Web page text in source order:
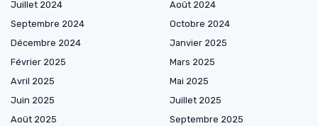
Juillet 2024
Août 2024
Septembre 2024
Octobre 2024
Décembre 2024
Janvier 2025
Février 2025
Mars 2025
Avril 2025
Mai 2025
Juin 2025
Juillet 2025
Août 2025
Septembre 2025